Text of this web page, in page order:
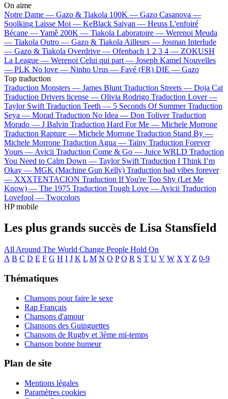
On aime
Notre Dame — Gazo & Tiakola 100K — Gazo Casanova —
Soolking Laisse Moi — KeBlack Saiyan — Heuss L'enfoiré
Bécane —Yamê 200K — Tiakola Laboratoire — Werenoi Meuda
— Tiakola Outro — Gazo & Tiakola Ailleurs — Josman Interlude
— Gazo & Tiakola Overdrive — Ofenbach 1 2 3 4 — ZOKUSH
La League — Werenoi Celui qui part — Joseph Kamel Nouvelles
— PLK No love — Ninho Urus — Favé (FR) DIE — Gazo
Top traduction
Traduction Monsters — James Blunt Traduction Streets — Doja Cat
Traduction Drivers license — Olivia Rodrigo Traduction Lover —
Taylor Swift Traduction Teeth — 5 Seconds Of Summer Traduction
Seya — Morad Traduction No Idea — Don Toliver Traduction
Morado — J Balvin Traduction Hard For Me — Michele Morrone
Traduction Rapture — Michele Morrone Traduction Stand By —
Michele Morrone Traduction Agua — Tainy Traduction Forever
Yours — Avicii Traduction Come & Go — Juice WRLD Traduction
You Need to Calm Down — Taylor Swift Traduction I Think I’m
Okay — MGK (Machine Gun Kelly) Traduction bad vibes forever
— XXXTENTACION Traduction If You're Too Shy (Let Me
Know) — The 1975 Traduction Tough Love — Avicii Traduction
Lovefool — Twocolors
HP mobile
Les plus grands succès de Lisa Stansfield
All Around The World Change People Hold On
A B C D E F G H I J K L M N O P Q R S T U V W X Y Z 0-9
Thématiques
Chansons pour faire le sexe
Rap Français
Chansons d'amour
Chansons des Guinguettes
Chansons de Rugby et 3ème mi-temps
Chanson bonne humeur
Plan de site
Mentions légales
Paramètres cookies